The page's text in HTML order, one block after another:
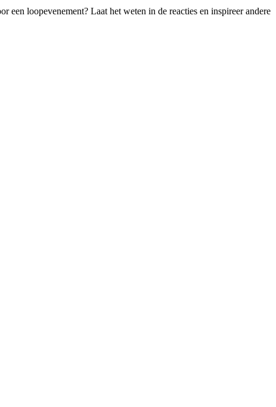
loopevenement? Laat het weten in de reacties en inspireer andere